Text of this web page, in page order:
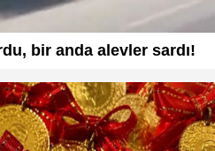
bir anda alevler sardı!